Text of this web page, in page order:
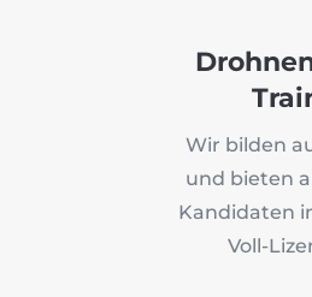
Wir bilden
und bieten
Kandidaten
Voll-